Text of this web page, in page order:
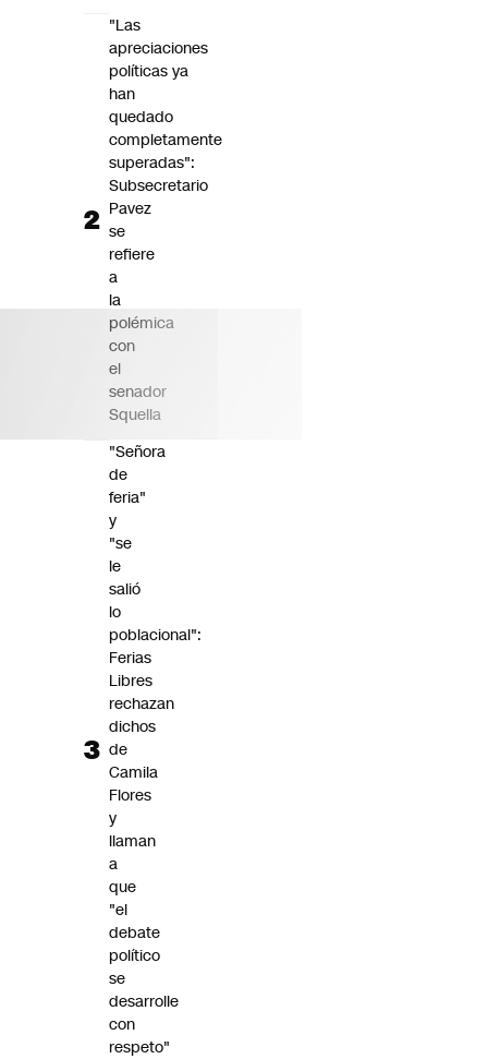
"Las
apreciaciones
políticas ya
han
quedado
completamente
superadas":
Subsecretario
Pavez
se
refiere
a
la
polémica
con
el
senador
Squella
"Señora
de
feria"
y
"se
le
salió
lo
poblacional":
Ferias
Libres
rechazan
dichos
de
Camila
Flores
y
llaman
a
que
"el
debate
político
se
desarrolle
con
respeto"